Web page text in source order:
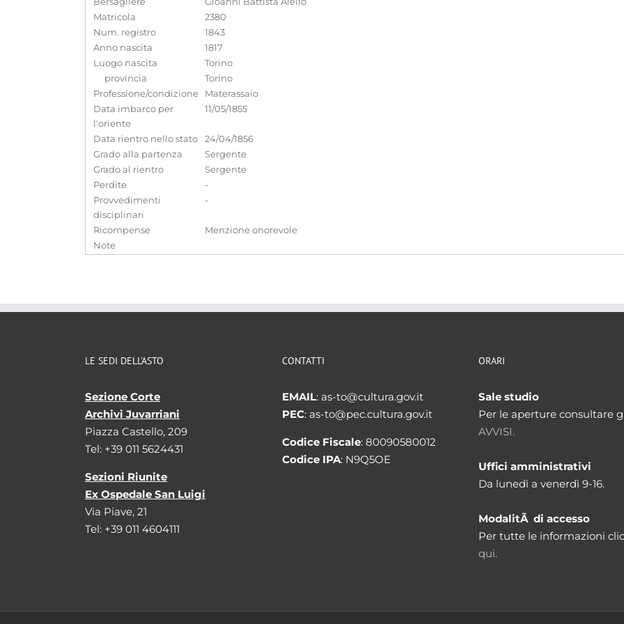
Matricola
2380
Num. registro
1843
Anno nascita
1817
Luogo nascita
Torino
provincia
Torino
Professione/condizione
Materassaio
Data imbarco per
l'oriente
11/05/1855
Data rientro nello stato
24/04/1856
Grado alla partenza
Sergente
Grado al rientro
Sergente
Perdite
-
Provvedimenti
disciplinari
-
Ricompense
Menzione onorevole
Note
LE SEDI DELL’ASTO
Sezione Corte
Archivi Juvarriani
Piazza Castello, 209
Tel: +39 011 5624431
Sezioni Riunite
Ex Ospedale San Luigi
Via Piave, 21
Tel: +39 011 4604111
CONTATTI
EMAIL: as-to@cultura.gov.it
PEC: as-to@pec.cultura.gov.it
Codice Fiscale: 80090580012
Codice IPA: N9Q5OE
ORARI
Sale studio
Per le aperture consultare
AVVISI.
Uffici amministrativi
Da lunedì a venerdì 9-16.
ModalitÃ di accesso
Per tutte le informazioni
qui.